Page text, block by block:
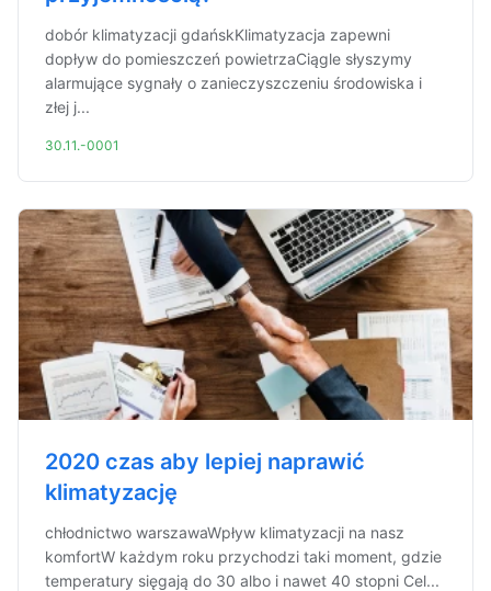
dobór klimatyzacji gdańskKlimatyzacja zapewni
dopływ do pomieszczeń powietrzaCiągle słyszymy
alarmujące sygnały o zanieczyszczeniu środowiska i
złej j...
30.11.-0001
2020 czas aby lepiej naprawić
klimatyzację
chłodnictwo warszawaWpływ klimatyzacji na nasz
komfortW każdym roku przychodzi taki moment, gdzie
temperatury sięgają do 30 albo i nawet 40 stopni Cel...